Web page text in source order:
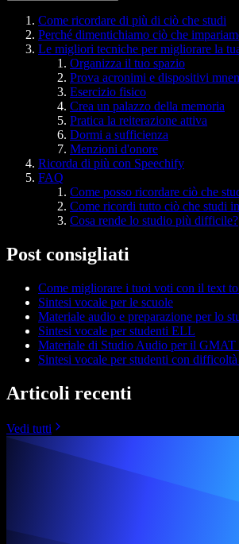
Come ricordare di più di ciò che studi
Perché dimentichiamo ciò che
Le migliori tecniche per migliorare la
Organizza il tuo spazio
Prova acronimi e dispositivi
Esercizio fisico
Crea un palazzo della memoria
Pratica la reiterazione attiva
Dormi a sufficienza
Menzioni d'onore
Ricorda di più con Speechify
FAQ
Come posso ricordare ciò che
Come ricordi tutto ciò che studi
Cosa rende lo studio più difficile?
Post consigliati
Come migliorare i tuoi voti con il text to
Sintesi vocale per le scuole
Materiale audio e preparazione per lo
Sintesi vocale per studenti ELL
Materiale di Studio Audio per il GMAT
Sintesi vocale per studenti con
Articoli recenti
Vedi tutti